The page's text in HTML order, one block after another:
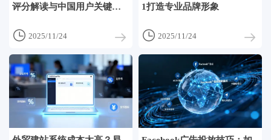
评分解读与中国用户关键评
 2025/11/24
1打造专业品牌形象
 2025/11/24